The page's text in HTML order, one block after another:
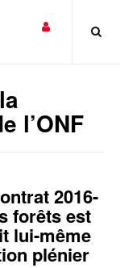
l’ONF
2016-
forêts est
lui-même
plénier